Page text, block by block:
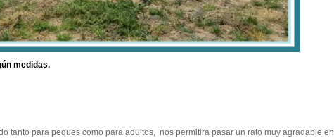
medidas.
tanto para peques como para adultos, nos permitira pasar un rato muy agradable en